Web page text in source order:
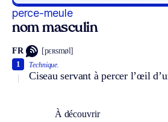
perce-meule
nom masculin
FR [pɛʀsmøl]
Technique.
Ciseau servant à percer l’œil
1
À découvrir